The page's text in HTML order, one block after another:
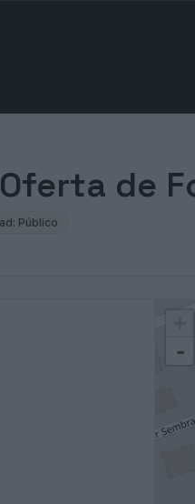
de
Público
-